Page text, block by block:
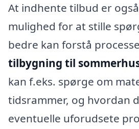
At indhente tilbud er
mulighed for at stille
bedre kan forstå
tilbygning til
kan f.eks. spørge om
tidsrammer, og hvordan
eventuelle uforudsete